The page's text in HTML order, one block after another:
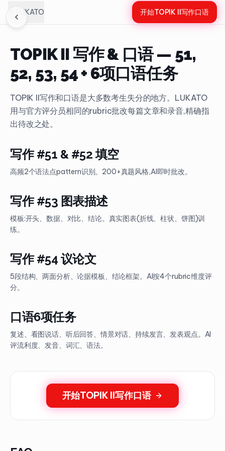
LUKATO 开始TOPIK II写作口语
TOPIK II 写作 & 口语 — 51,
52, 53, 54 + 6项口语任务
TOPIK II写作和口语是大多数考生失分的地方。LUKATO
用与官方评分员相同的rubric批改每篇文章和录音,精确指
出待改之处。
写作 #51 & #52 填空
高频2个语法点pattern识别。200+真题风格,AI即时批改。
写作 #53 图表描述
模板:开头、数据、对比、结论。真实图表(折线、柱状、饼图)训
练。
写作 #54 议论文
5段结构、两面分析、论据模板、结论框架。AI按4个rubric维度评
分。
口语6项任务
复述、看图说话、听后回答、情景对话、持续发言、发表观点。AI
评流利度、发音、词汇、语法。
开始TOPIK II写作口语